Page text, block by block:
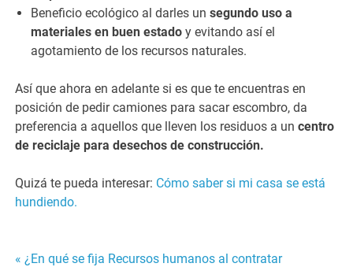
Beneficio ecológico al darles unsegundo uso a
materiales en buen estado y evitando así el
agotamiento de los recursos naturales.
Así que ahora en adelante si es que te encuentras en
posición de pedir camiones para sacar escombro, da
preferencia a aquellos que lleven los residuos a uncentro
de reciclaje para desechos de construcción.
Quizá te pueda interesar: Cómo saber si mi casa se está
hundiendo.
« ¿En qué se fija Recursos humanos al contratar